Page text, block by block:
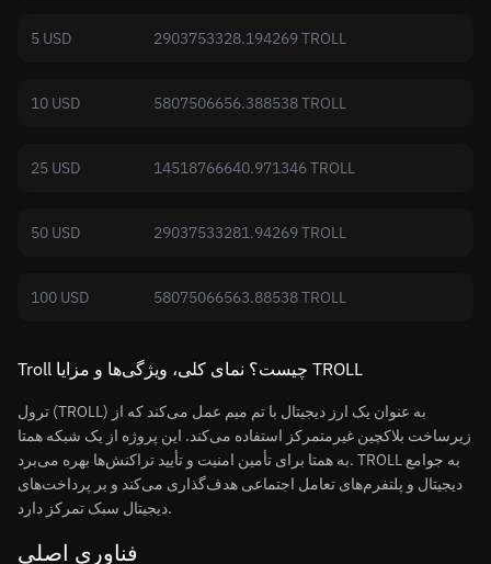
5 USD 2903753328.194269 TROLL
10 USD 5807506656.388538 TROLL
25 USD 14518766640.971346 TROLL
50 USD 29037533281.94269 TROLL
100 USD 58075066563.88538 TROLL
‏Troll چیست؟ نمای کلی، ویژگی‌ها و مزایا TROLL
ترول (TROLL) به عنوان یک ارز دیجیتال با تم میم عمل می‌کند که از
زیرساخت بلاکچین غیرمتمرکز استفاده می‌کند. این پروژه از یک شبکه همتا
به همتا برای تأمین امنیت و تأیید تراکنش‌ها بهره می‌برد. TROLL به جوامع
دیجیتال و پلتفرم‌های تعامل اجتماعی هدف‌گذاری می‌کند و بر پرداخت‌های
دیجیتال سبک تمرکز دارد.
فناوری اصلی